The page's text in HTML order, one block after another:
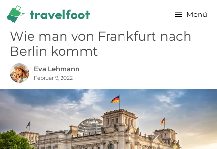
Zum
Inhalt
springen
Menü
Wie man von Frankfurt nach
Berlin kommt
Eva Lehmann
Februar 9, 2022